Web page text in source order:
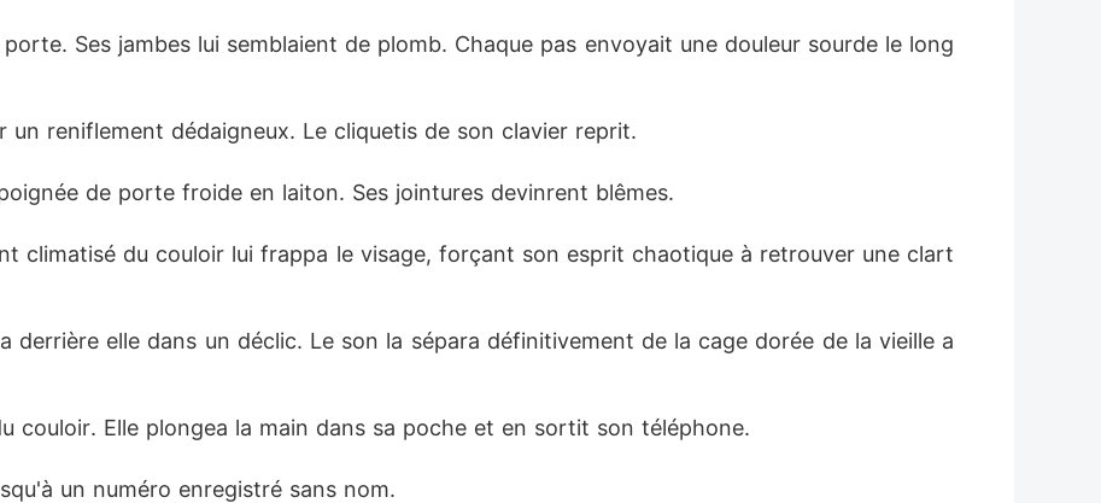
Ses jambes lui semblaient de plomb. Chaque pas envoyait une douleur sourde le long
un reniflement dédaigneux. Le cliquetis de son clavier reprit.
de porte froide en laiton. Ses jointures devinrent blêmes.
climatisé du couloir lui frappa le visage, forçant son esprit chaotique à retrouver une clart
derrière elle dans un déclic. Le son la sépara définitivement de la cage dorée de la vieille a
couloir. Elle plongea la main dans sa poche et en sortit son téléphone.
un numéro enregistré sans nom.